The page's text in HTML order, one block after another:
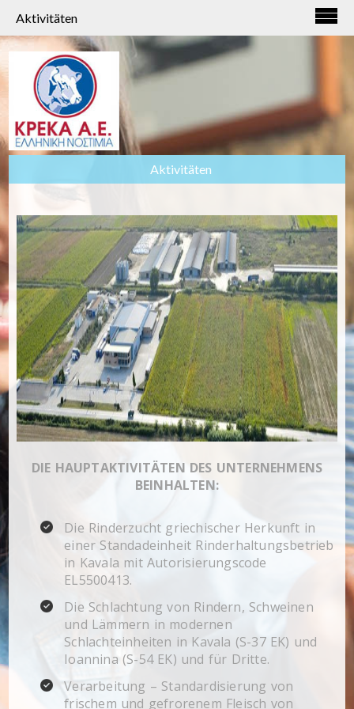
Aktivitäten
Aktivitäten
DIE HAUPTAKTIVITÄTEN DES UNTERNEHMENS
BEINHALTEN:
Die Rinderzucht griechischer Herkunft in
einer Standadeinheit Rinderhaltungsbetrieb
in Kavala mit Autorisierungscode
EL5500413.
Die Schlachtung von Rindern, Schweinen
und Lämmern in modernen
Schlachteinheiten in Kavala (S-37 EK) und
Ioannina (S-54 EK) und für Dritte.
Verarbeitung – Standardisierung von
frischem und gefrorenem Fleisch von